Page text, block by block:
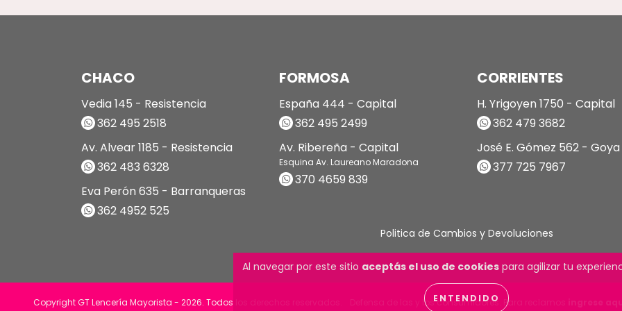
Al navegar por este sitio aceptás el uso de cookiespara agilizar tu
ENTENDIDO
CHACO
Vedia 145 - Resistencia
362 495 2518
Av. Alvear 1185 - Resistencia
362 483 6328
Eva Perón 635 - Barranqueras
362 4952 525
FORMOSA
España 444 - Capital
362 495 2499
Av. Ribereña - Capital
Esquina Av. Laureano Maradona
370 4659 839
CORRIENTES
H. Yrigoyen 1750 - Capital
362 479 3682
José E. Gómez 562 - Goya
377 725 7967
Politica de Cambios y Devoluciones
Copyright GT Lencería Mayorista - 2026. Todos los derechos reservados. Defensa de las y los consumidores. Para reclamos ingrese